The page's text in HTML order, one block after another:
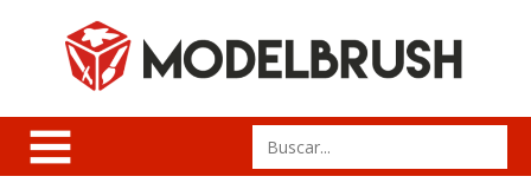
Search
for: